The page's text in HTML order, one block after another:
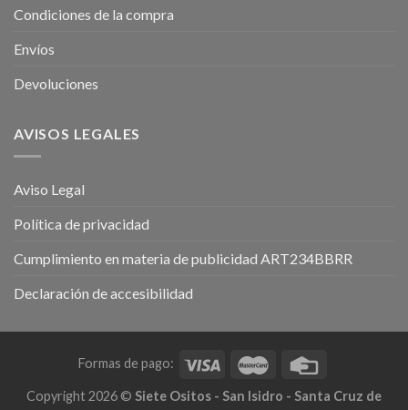
Condiciones de la compra
Envíos
Devoluciones
AVISOS LEGALES
Aviso Legal
Política de privacidad
Cumplimiento en materia de publicidad ART234BBRR
Declaración de accesibilidad
Formas de pago:
Copyright 2026 © Siete Ositos - San Isidro - Santa Cruz de